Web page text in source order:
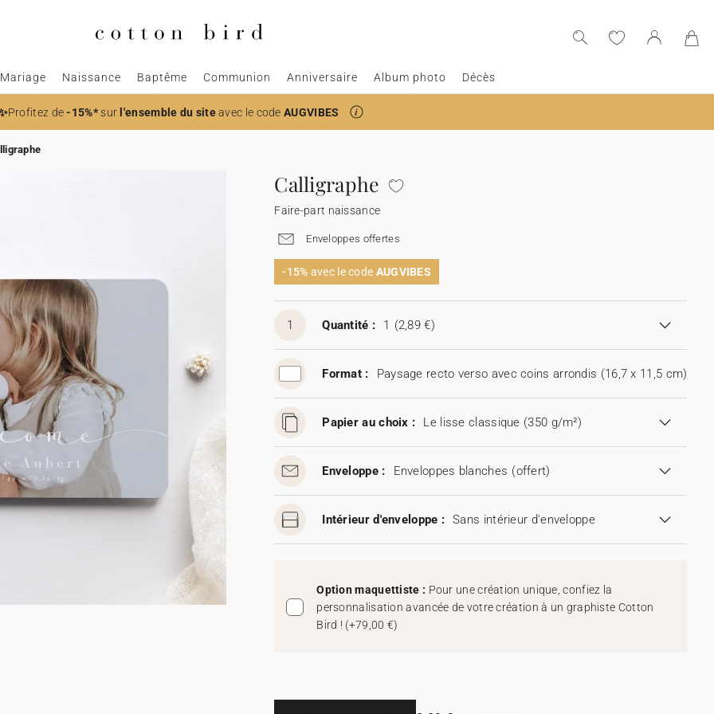
Mariage Naissance Baptême Communion Anniversaire Album photo Décès
Profitez de-15%*surl'ensemble du siteavec le code AUGVIBES
Calligraphe
Faire-part naissance
Enveloppes offertes
-15% avec le code AUGVIBES
1 Quantité : 1 (2,89 €)
Format : Paysage recto verso avec coins arrondis (16,7 x 11,5 cm)
Papier au choix : Le lisse classique (350 g/m²)
Enveloppe : Enveloppes blanches (offert)
Intérieur d'enveloppe : Sans intérieur d'enveloppe
Option maquettiste : Pour une création unique, confiez la
personnalisation avancée de votre création à un graphiste Cotton
Bird ! (+79,00 €)